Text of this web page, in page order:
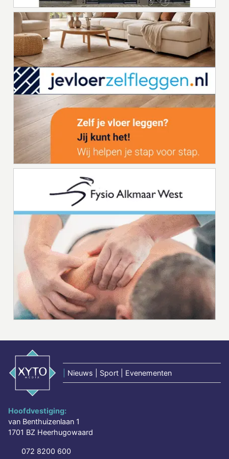
Nieuws | Sport | Evenementen
Hoofdvestiging:
van Benthuizenlaan 1
1701 BZ Heerhugowaard
072 8200 600